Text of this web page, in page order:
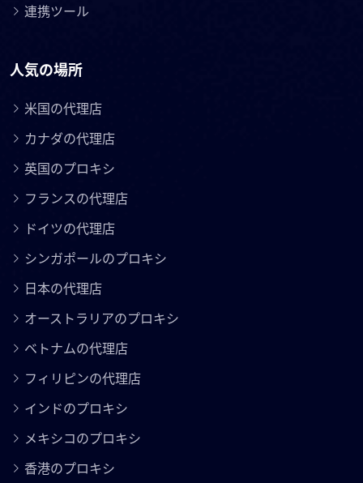
連携ツール
人気の場所
米国の代理店
カナダの代理店
英国のプロキシ
フランスの代理店
ドイツの代理店
シンガポールのプロキシ
日本の代理店
オーストラリアのプロキシ
ベトナムの代理店
フィリピンの代理店
インドのプロキシ
メキシコのプロキシ
香港のプロキシ